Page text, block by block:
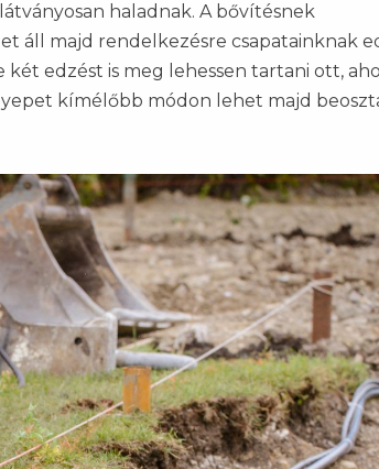
haladnak. A bővítésnek
áll majd rendelkezésre csapatainknak
edzést is meg lehessen tartani ott,
kímélőbb módon lehet majd